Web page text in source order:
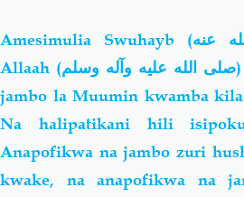
Amesimulia Swuhayb
Allaah (صلى الله عليه وآله وسلم
jambo la Muumin kwamba
Na halipatikani hili
Anapofikwa na jambo zuri
kwake, na anapofikwa na